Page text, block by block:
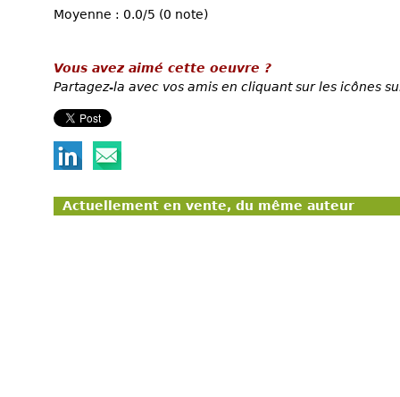
Moyenne : 0.0/5 (0 note)
Vous avez aimé cette oeuvre ?
Partagez-la avec vos amis en cliquant sur les icônes
Actuellement en vente, du même auteur